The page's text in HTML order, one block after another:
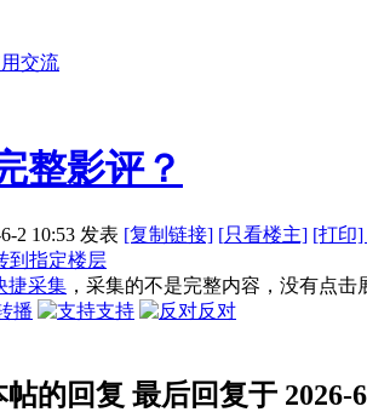
交流
整影评？
2 10:53 发表 [复制链接] [只看楼主] [打印]
捷采集 ，采集的不是完整内容，没有点
播 支持
反对
的回复 最后回复于 2026-